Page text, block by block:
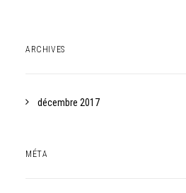
ARCHIVES
décembre 2017
MÉTA